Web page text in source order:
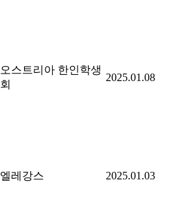
오스트리아 한인학생
회
2025.01.08
엘레강스 2025.01.03